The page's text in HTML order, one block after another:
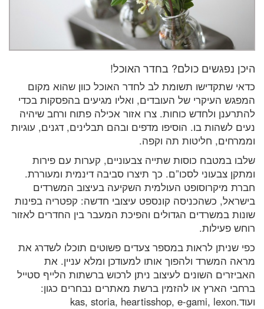
היכן נפגשים כולם? בחדר האוכל!
כדאי שתקדישו תשומת לב לחדר האוכל כוון שהוא מקום
המפגש העיקרי של העובדים, ואליו מגיעים בהפסקות בכדי
להתרענן ולחדש כוחות. צרו אזור אכילה פתוח ורחב שיהיה
נעים לשהות בו. הוסיפו מדפים ובהם תבלינים, דגנים, עוגיות
וממרחים, חליטות תה וקפה.
שלבו במטבח כוסות שתייה צבעוניים, קערות עם פירות
ומתקן צבעוני לסכו”ם. כך תיצרו סביבה דינמית ומעוררת.
חברת מיקרוסופט העולמית השקיעה בעיצוב המשרדים
בישראל, כשהכניסה קונספט עיצובי חדשה: קפטריה בפינות
שונות במשרדים הגדולים והפיכת המעבר בין החדרים לאזור
רוחש פעילות.
כפי שניתן לראות במספר צעדים פשוטים תוכלו לשדרג את
מראה המשרד ולהפוך אותו למעודכן ומלא עניין. את
האביזרים השונים לעיצוב ניתן לרכוש ברשתות הלייף סטייל
ברחבי הארץ או להזמין ברשת מאתרים נבחרים כגון:
ועוד.kas, storia, heartisshop, e-gami, lexon